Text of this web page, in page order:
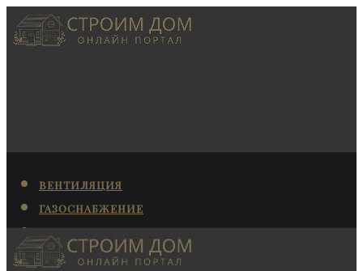
ВЕНТИЛЯЦИЯ
ГАЗОСНАБЖЕНИЕ
КАНАЛИЗАЦИЯ
КОНДИЦИОНИРОВАНИЕ